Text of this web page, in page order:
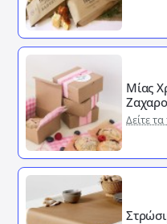
Μίας
Δείτε